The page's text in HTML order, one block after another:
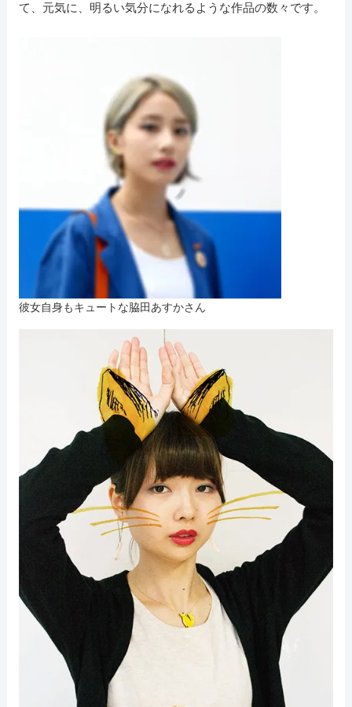
て、元気に、明るい気分になれるような作品の数々です。
彼女自身もキュートな脇田あすかさん